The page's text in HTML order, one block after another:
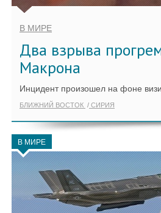
В МИРЕ
Два взрыва
Макрона
Инцидент произошел на фоне
БЛИЖНИЙ ВОСТОК СИРИЯ
В МИРЕ